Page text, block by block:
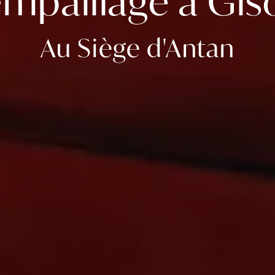
Au Siège d'Antan